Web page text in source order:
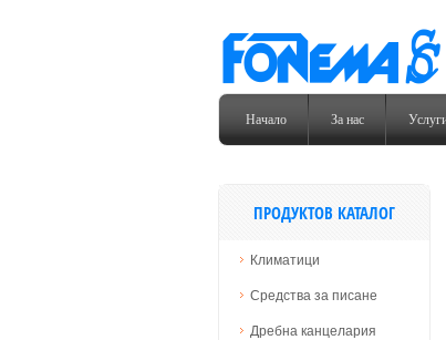
Начало За нас
ПРОДУКТОВ КАТАЛОГ
Климатици
Средства за писане
Дребна канцелария